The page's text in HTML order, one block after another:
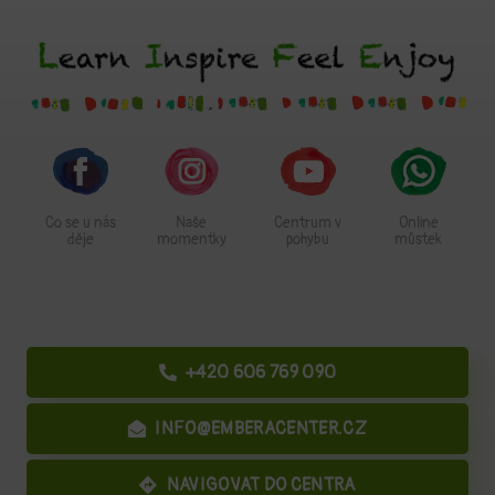
Co se u nás
děje
Naše
momentky
Centrum v
pohybu
Online
můstek
+420 606 769 090
INFO@EMBERACENTER.CZ
NAVIGOVAT DO CENTRA